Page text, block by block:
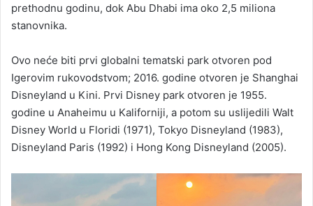
prethodnu godinu, dok Abu Dhabi ima oko 2,5 miliona
stanovnika.
Ovo neće biti prvi globalni tematski park otvoren pod
Igerovim rukovodstvom; 2016. godine otvoren je Shanghai
Disneyland u Kini. Prvi Disney park otvoren je 1955.
godine u Anaheimu u Kaliforniji, a potom su uslijedili Walt
Disney World u Floridi (1971), Tokyo Disneyland (1983),
Disneyland Paris (1992) i Hong Kong Disneyland (2005).